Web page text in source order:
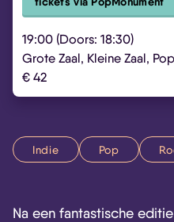
19:00 (Doors: 18:30)
Grote Zaal, Kleine Zaal,
€ 42
Indie Pop
Na een fantastische